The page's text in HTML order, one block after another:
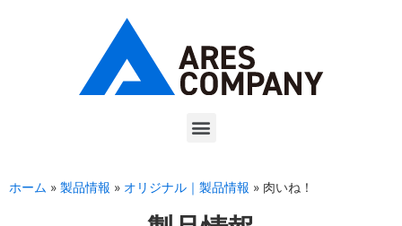
ホーム » 製品情報 » オリジナル｜製品情報 » 肉いね！